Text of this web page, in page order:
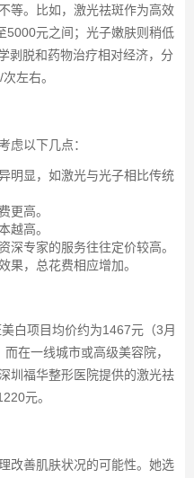
等。比如，激光祛斑作为高效
5000元之间；光子嫩肤则稍低
剥脱和药物治疗相对经济，分
左右。
虑以下几点：
明显，如激光与光子相比传统
更高。
越高。
深专家的服务往往定价较高。
果，总花费相应增加。
白项目均价约为1467元（3月
在一线城市或高级美容院，
圳福华整形医院提供的激光祛
元。
改善肌肤状况的可能性。她选